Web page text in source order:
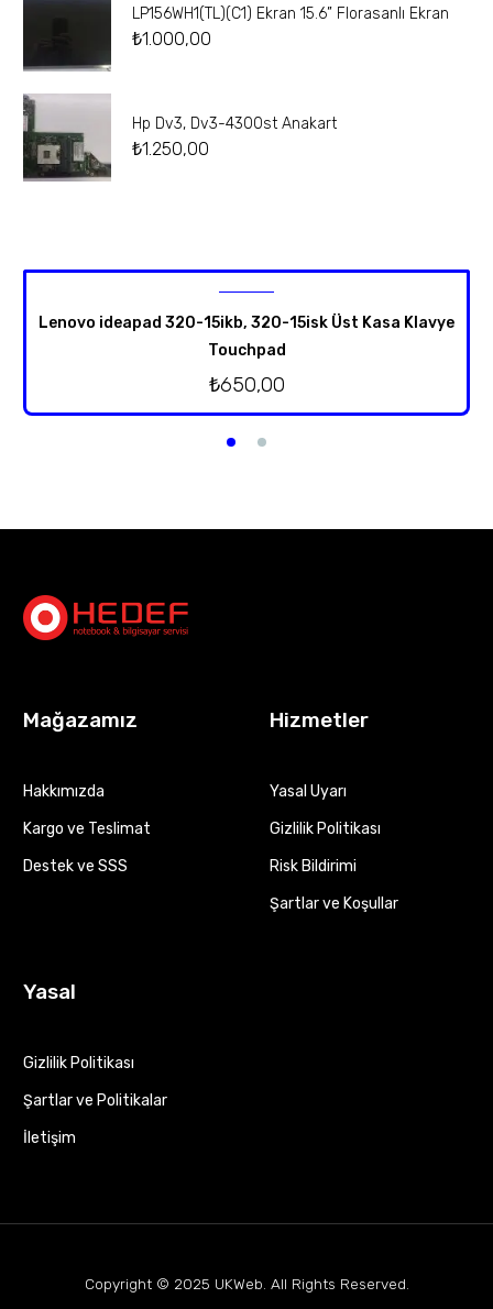
LP156WH1(TL)(C1) Ekran 15.6” Florasanlı Ekran
₺1.000,00
Hp Dv3, Dv3-4300st Anakart
₺1.250,00
Lenovo ideapad 320-15ikb, 320-15isk Üst Kasa Klavye
Touchpad
₺650,00
Mağazamız
Hakkımızda
Kargo ve Teslimat
Destek ve SSS
Hizmetler
Yasal Uyarı
Gizlilik Politikası
Risk Bildirimi
Şartlar ve Koşullar
Yasal
Gizlilik Politikası
Şartlar ve Politikalar
İletişim
Copyright © 2025 UKWeb . All Rights Reserved.